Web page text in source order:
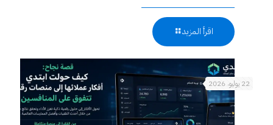
اقرأ المزيد
22 يوليو، 2026